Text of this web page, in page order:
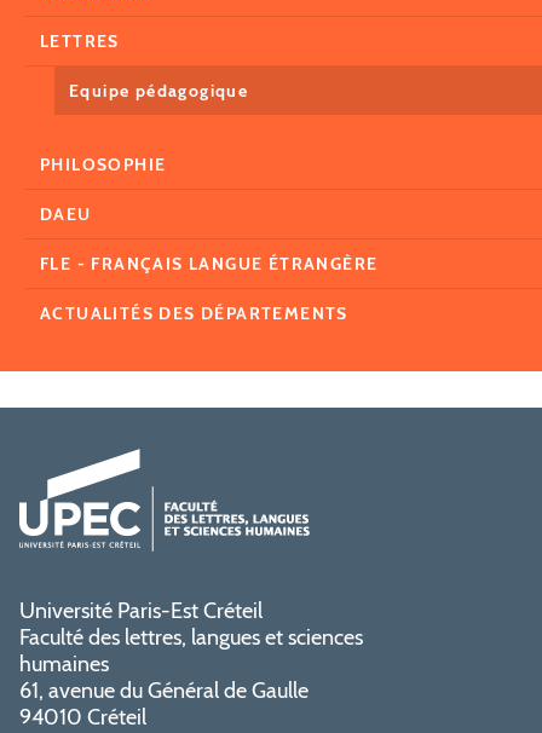
LETTRES
Equipe pédagogique
PHILOSOPHIE
DAEU
FLE - FRANÇAIS LANGUE ÉTRANGÈRE
ACTUALITÉS DES DÉPARTEMENTS
Université Paris-Est Créteil
Faculté des lettres, langues et sciences
humaines
61, avenue du Général de Gaulle
94010 Créteil